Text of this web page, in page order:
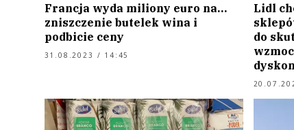
Francja wyda miliony euro na…
zniszczenie butelek wina i
podbicie ceny
31.08.2023 / 14:45
Lidl
do